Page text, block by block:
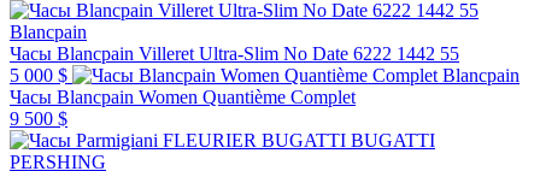
Blancpain
Часы Blancpain Villeret Ultra-Slim No Date 6222 1442 55
5 000 $
Blancpain
Часы Blancpain Women Quantième Complet
9 500 $